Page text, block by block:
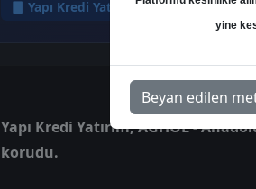
Yapı Kredi Yatırım Hedef: 50.00
Yapı Kredi Yatırım, AGHOL -
korudu.
yine